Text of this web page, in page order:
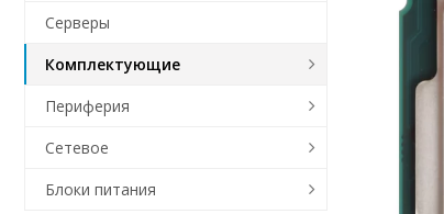
Серверы
Комплектующие
Периферия
Сетевое
Блоки питания